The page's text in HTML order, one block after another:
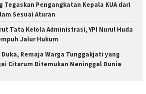
Tegaskan Pengangkatan Kepala KUA dari
Sesuai Aturan
Tata Kelola Administrasi, YPI Nurul Huda
Jalur Hukum
Remaja Warga Tunggakjati yang
Citarum Ditemukan Meninggal Dunia